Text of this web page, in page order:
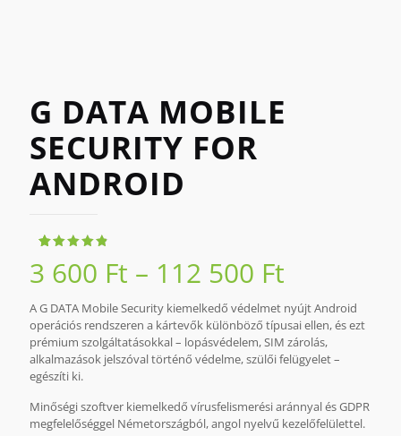
G DATA MOBILE
SECURITY FOR
ANDROID
4.90 az
5-ből,
alapján
3 600 Ft – 112 500 Ft
3
600 Ft
-
112
500 Ft
A G DATA Mobile Security kiemelkedő védelmet nyújt Android
operációs rendszeren a kártevők különböző típusai ellen, és ezt
prémium szolgáltatásokkal – lopásvédelem, SIM zárolás,
alkalmazások jelszóval történő védelme, szülői felügyelet –
egészíti ki.
Minőségi szoftver kiemelkedő vírusfelismerési aránnyal és GDPR
megfelelőséggel Németországból, angol nyelvű kezelőfelülettel.